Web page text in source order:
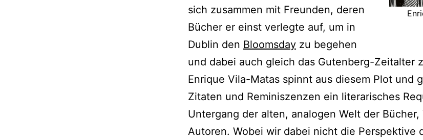
sich zusammen mit Freunden, deren
Bücher er einst verlegte auf, um in
Dublin den Bloomsday zu begehen
und dabei auch gleich das Gutenberg-Zeitalter
Enrique Vila-Matas spinnt aus diesem Plot und
Zitaten und Reminiszenzen ein literarisches
Untergang der alten, analogen Welt der Bücher,
Autoren. Wobei wir dabei nicht die Perspektive